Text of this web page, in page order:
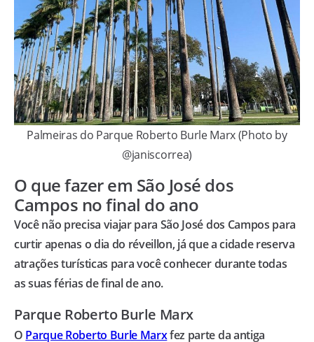
Palmeiras do Parque Roberto Burle Marx (Photo by
@janiscorrea)
O que fazer em São José dos
Campos no final do ano
Você não precisa viajar para São José dos Campos para
curtir apenas o dia do réveillon, já que a cidade reserva
atrações turísticas para você conhecer durante todas
as suas férias de final de ano.
Parque Roberto Burle Marx
O Parque Roberto Burle Marxfez parte da antiga